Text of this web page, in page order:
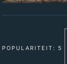
POPULARITEIT: 5